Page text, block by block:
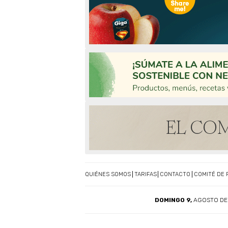
QUIÉNES SOMOS TARIFAS CONTACTO COMITÉ DE
DOMINGO 9, AGOSTO